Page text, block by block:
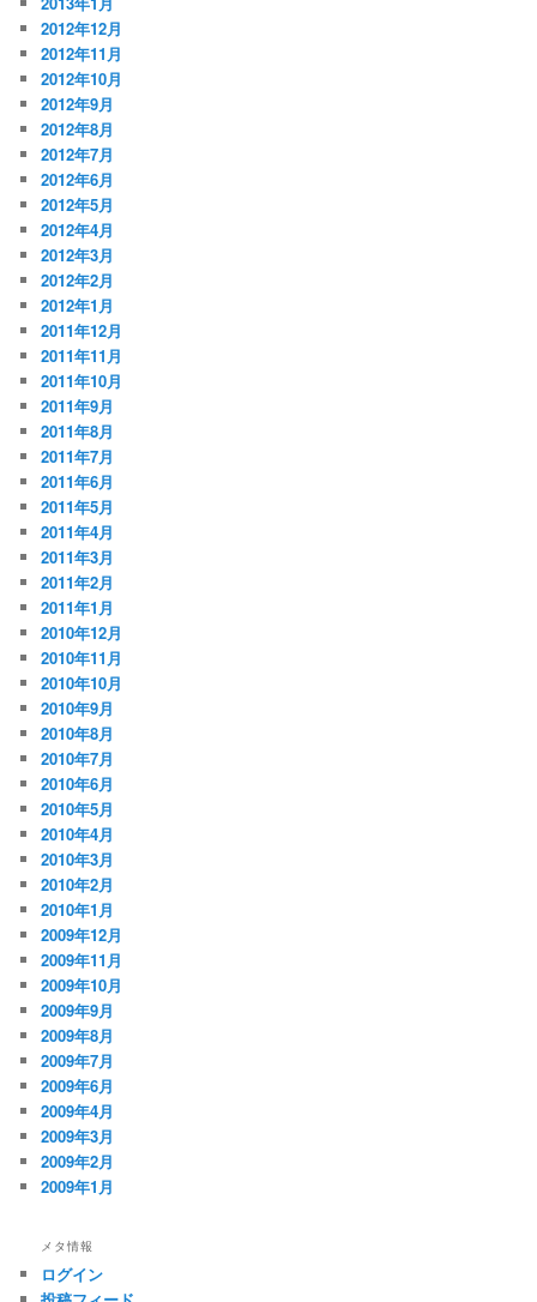
2012年12月
2012年11月
2012年10月
2012年9月
2012年8月
2012年7月
2012年6月
2012年5月
2012年4月
2012年3月
2012年2月
2012年1月
2011年12月
2011年11月
2011年10月
2011年9月
2011年8月
2011年7月
2011年6月
2011年5月
2011年4月
2011年3月
2011年2月
2011年1月
2010年12月
2010年11月
2010年10月
2010年9月
2010年8月
2010年7月
2010年6月
2010年5月
2010年4月
2010年3月
2010年2月
2010年1月
2009年12月
2009年11月
2009年10月
2009年9月
2009年8月
2009年7月
2009年6月
2009年4月
2009年3月
2009年2月
2009年1月
メタ情報
ログイン